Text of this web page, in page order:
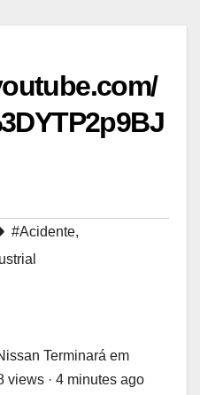
#Acidente,
Terminará em
views · 4 minutes ago